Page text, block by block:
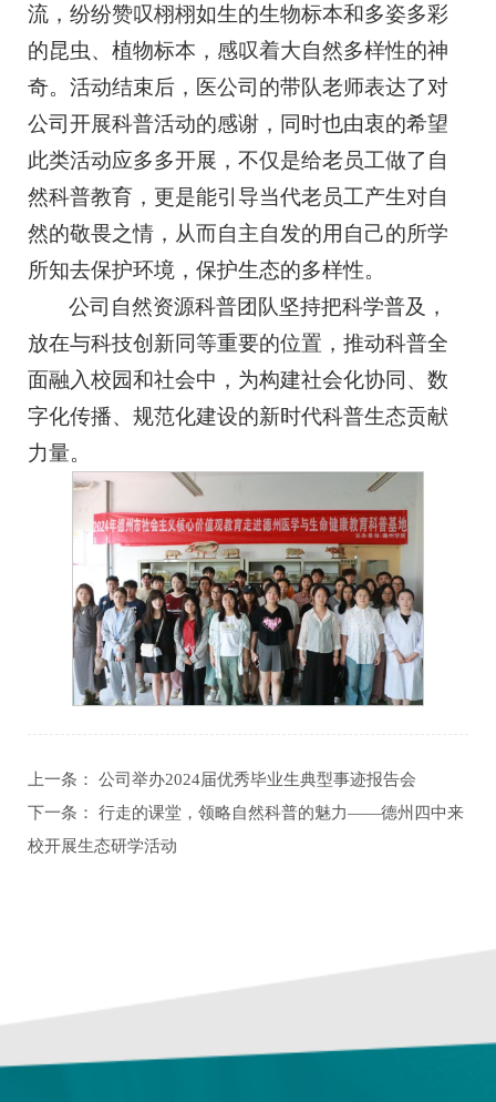
流，纷纷赞叹栩栩如生的生物标本和多姿多彩
的昆虫、植物标本，感叹着大自然多样性的神
奇。活动结束后，医公司的带队老师表达了对
公司开展科普活动的感谢，同时也由衷的希望
此类活动应多多开展，不仅是给老员工做了自
然科普教育，更是能引导当代老员工产生对自
然的敬畏之情，从而自主自发的用自己的所学
所知去保护环境，保护生态的多样性。
公司自然资源科普团队坚持把科学普及，
放在与科技创新同等重要的位置，推动科普全
面融入校园和社会中，为构建社会化协同、数
字化传播、规范化建设的新时代科普生态贡献
力量。
上一条： 公司举办2024届优秀毕业生典型事迹报告会
下一条： 行走的课堂，领略自然科普的魅力——德州四中来
校开展生态研学活动